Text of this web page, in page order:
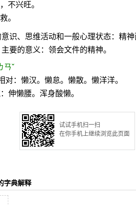
不兴旺。
。
识、思维活动和一般心理状态：精神
要的意义：领会文件的精神。
ㄢˇ
对：懒汉。懒怠。懒散。懒洋洋。
伸懒腰。浑身酸懒。
试试手机扫一扫
在你手机上继续浏览此页面
字典解释